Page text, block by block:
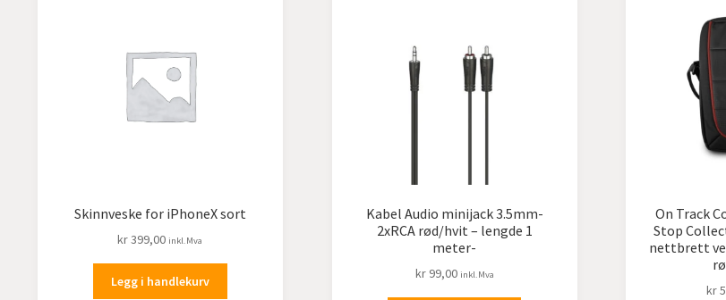
Skinnveske for iPhoneX sort
kr399,00 inkl.Mva
Legg i handlekurv
Kabel Audio minijack 3.5mm-
2xRCA rød/hvit – lengde 1
meter-
kr99,00 inkl.Mva
On Track
Stop
nettbrett
kr